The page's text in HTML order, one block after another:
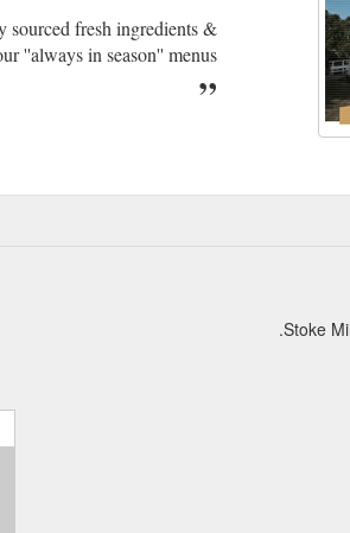
fresh ingredients &
''always in season'' menus